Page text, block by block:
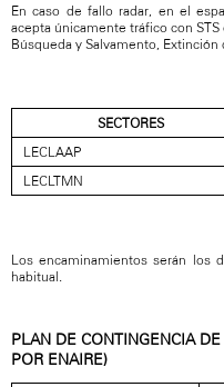
En caso de fallo radar, en el
acepta únicamente tráfico con
Búsqueda y Salvamento, Extinción
SECTORES
LECLAAP
LECLTMN
Los encaminamientos serán los
habitual.
PLAN DE CONTINGENCIA
POR ENAIRE)